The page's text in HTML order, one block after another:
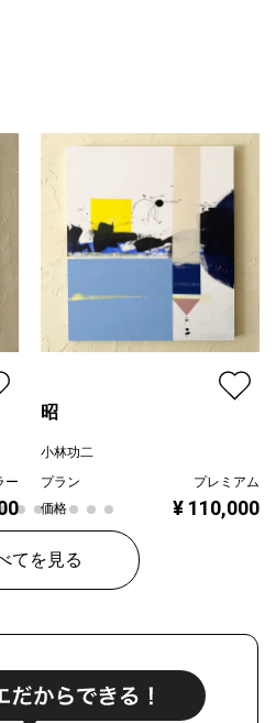
ー
昭
小林功二
プラン
プレミアム
価格
¥ 110,000
てを見る